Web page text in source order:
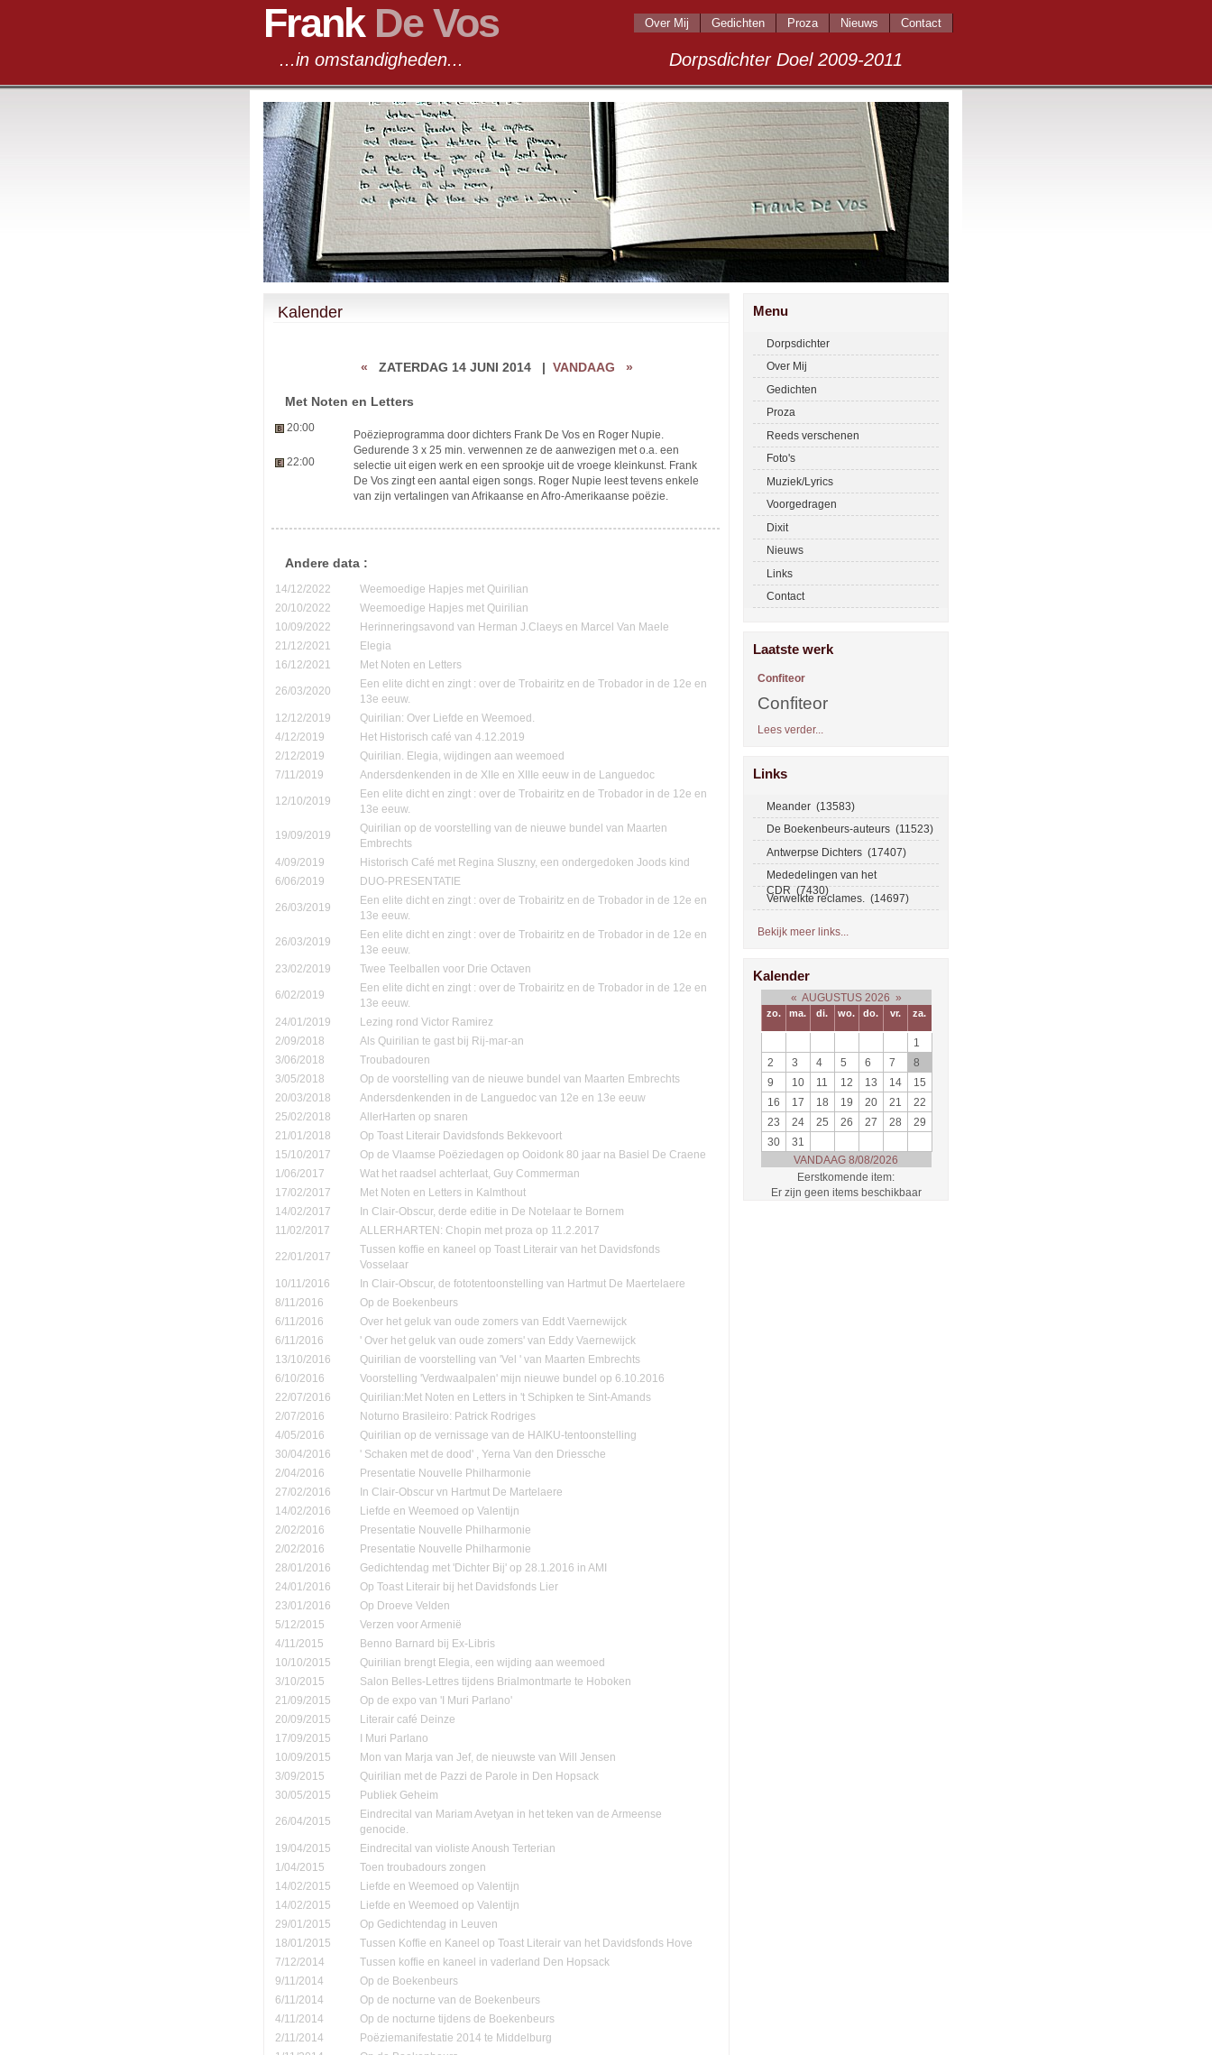
Frank De Vos
...in omstandigheden... Dorpsdichter Doel 2009-2011
Over Mij Gedichten Proza Nieuws Contact
Kalender
« ZATERDAG 14 JUNI 2014| VANDAAG »
Met Noten en Letters
20:00
22:00
Poëzieprogramma door dichters Frank De Vos en Roger Nupie.
Gedurende 3 x 25 min. verwennen ze de aanwezigen met o.a. een
selectie uit eigen werk en een sprookje uit de vroege kleinkunst. Frank
De Vos zingt een aantal eigen songs. Roger Nupie leest tevens enkele
van zijn vertalingen van Afrikaanse en Afro-Amerikaanse poëzie.
Andere data :
14/12/2022
Weemoedige Hapjes met Quirilian
20/10/2022
Weemoedige Hapjes met Quirilian
10/09/2022
Herinneringsavond van Herman J.Claeys en Marcel Van Maele
21/12/2021
Elegia
16/12/2021
Met Noten en Letters
26/03/2020
Een elite dicht en zingt : over de Trobairitz en de Trobador in de 12e en
13e eeuw.
12/12/2019
Quirilian: Over Liefde en Weemoed.
4/12/2019
Het Historisch café van 4.12.2019
2/12/2019
Quirilian. Elegia, wijdingen aan weemoed
7/11/2019
Andersdenkenden in de XIIe en XIIIe eeuw in de Languedoc
12/10/2019
Een elite dicht en zingt : over de Trobairitz en de Trobador in de 12e en
13e eeuw.
19/09/2019
Quirilian op de voorstelling van de nieuwe bundel van Maarten
Embrechts
4/09/2019
Historisch Café met Regina Sluszny, een ondergedoken Joods kind
6/06/2019
DUO-PRESENTATIE
26/03/2019
Een elite dicht en zingt : over de Trobairitz en de Trobador in de 12e en
13e eeuw.
26/03/2019
Een elite dicht en zingt : over de Trobairitz en de Trobador in de 12e en
13e eeuw.
23/02/2019
Twee Teelballen voor Drie Octaven
6/02/2019
Een elite dicht en zingt : over de Trobairitz en de Trobador in de 12e en
13e eeuw.
24/01/2019
Lezing rond Victor Ramirez
2/09/2018
Als Quirilian te gast bij Rij-mar-an
3/06/2018
Troubadouren
3/05/2018
Op de voorstelling van de nieuwe bundel van Maarten Embrechts
20/03/2018
Andersdenkenden in de Languedoc van 12e en 13e eeuw
25/02/2018
AllerHarten op snaren
21/01/2018
Op Toast Literair Davidsfonds Bekkevoort
15/10/2017
Op de Vlaamse Poëziedagen op Ooidonk 80 jaar na Basiel De Craene
1/06/2017
Wat het raadsel achterlaat, Guy Commerman
17/02/2017
Met Noten en Letters in Kalmthout
14/02/2017
In Clair-Obscur, derde editie in De Notelaar te Bornem
11/02/2017
ALLERHARTEN: Chopin met proza op 11.2.2017
22/01/2017
Tussen koffie en kaneel op Toast Literair van het Davidsfonds
Vosselaar
10/11/2016
In Clair-Obscur, de fototentoonstelling van Hartmut De Maertelaere
8/11/2016
Op de Boekenbeurs
6/11/2016
Over het geluk van oude zomers van Eddt Vaernewijck
6/11/2016
' Over het geluk van oude zomers' van Eddy Vaernewijck
13/10/2016
Quirilian de voorstelling van 'Vel ' van Maarten Embrechts
6/10/2016
Voorstelling 'Verdwaalpalen' mijn nieuwe bundel op 6.10.2016
22/07/2016
Quirilian:Met Noten en Letters in 't Schipken te Sint-Amands
2/07/2016
Noturno Brasileiro: Patrick Rodriges
4/05/2016
Quirilian op de vernissage van de HAIKU-tentoonstelling
30/04/2016
' Schaken met de dood' , Yerna Van den Driessche
2/04/2016
Presentatie Nouvelle Philharmonie
27/02/2016
In Clair-Obscur vn Hartmut De Martelaere
14/02/2016
Liefde en Weemoed op Valentijn
2/02/2016
Presentatie Nouvelle Philharmonie
2/02/2016
Presentatie Nouvelle Philharmonie
28/01/2016
Gedichtendag met 'Dichter Bij' op 28.1.2016 in AMI
24/01/2016
Op Toast Literair bij het Davidsfonds Lier
23/01/2016
Op Droeve Velden
5/12/2015
Verzen voor Armenië
4/11/2015
Benno Barnard bij Ex-Libris
10/10/2015
Quirilian brengt Elegia, een wijding aan weemoed
3/10/2015
Salon Belles-Lettres tijdens Brialmontmarte te Hoboken
21/09/2015
Op de expo van 'I Muri Parlano'
20/09/2015
Literair café Deinze
17/09/2015
I Muri Parlano
10/09/2015
Mon van Marja van Jef, de nieuwste van Will Jensen
3/09/2015
Quirilian met de Pazzi de Parole in Den Hopsack
30/05/2015
Publiek Geheim
26/04/2015
Eindrecital van Mariam Avetyan in het teken van de Armeense
genocide.
19/04/2015
Eindrecital van violiste Anoush Terterian
1/04/2015
Toen troubadours zongen
14/02/2015
Liefde en Weemoed op Valentijn
14/02/2015
Liefde en Weemoed op Valentijn
29/01/2015
Op Gedichtendag in Leuven
18/01/2015
Tussen Koffie en Kaneel op Toast Literair van het Davidsfonds Hove
7/12/2014
Tussen koffie en kaneel in vaderland Den Hopsack
9/11/2014
Op de Boekenbeurs
6/11/2014
Op de nocturne van de Boekenbeurs
4/11/2014
Op de nocturne tijdens de Boekenbeurs
2/11/2014
Poëziemanifestatie 2014 te Middelburg
Menu
Dorpsdichter
Over Mij
Gedichten
Proza
Reeds verschenen
Foto's
Muziek/Lyrics
Voorgedragen
Dixit
Nieuws
Links
Contact
Laatste werk
Confiteor
Confiteor
Lees verder...
Links
Meander (13583)
De Boekenbeurs-auteurs (11523)
Antwerpse Dichters (17407)
Mededelingen van het
CDR (7430)
Verwelkte reclames. (14697)
Bekijk meer links...
Kalender
« AUGUSTUS 2026 »
zo. ma. di. wo. do. vr. za.
1
2
3 4 5 6 7
8
9
10 11 12 13 14
15
16
17 18 19 20 21
22
23
24 25 26 27 28
29
30
31
VANDAAG 8/08/2026
Eerstkomende item:
Er zijn geen items beschikbaar